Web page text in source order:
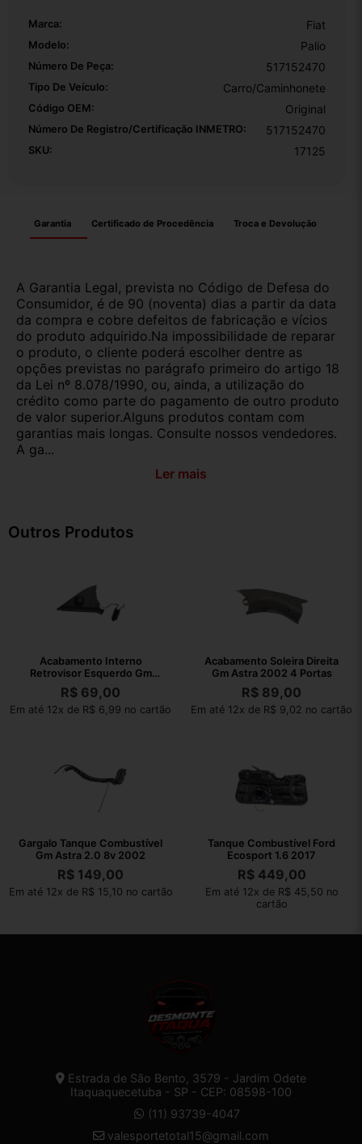
Marca: Fiat
Modelo: Palio
Número De Peça: 517152470
Tipo De Veículo: Carro/Caminhonete
Código OEM: Original
Número De Registro/certificação INMETRO: 517152470
SKU: 17125
Garantia Certificado de Procedência Troca e Devolução
A Garantia Legal, prevista no Código de Defesa do
Consumidor, é de 90 (noventa) dias a partir da data
da compra e cobre defeitos de fabricação e vícios
do produto adquirido.Na impossibilidade de reparar
o produto, o cliente poderá escolher dentre as
opções previstas no parágrafo primeiro do artigo 18
da Lei nº 8.078/1990, ou, ainda, a utilização do
crédito como parte do pagamento de outro produto
de valor superior.Alguns produtos contam com
garantias mais longas. Consulte nossos vendedores.
A ga...
Ler mais
Outros Produtos
Acabamento Interno
Retrovisor Esquerdo Gm
Astra 2002
R$ 69,00
Em até 12x de R$ 6,99 no cartão
Acabamento Soleira Direita
Gm Astra 2002 4 Portas
R$ 89,00
Em até 12x de R$ 9,02 no cartão
Gargalo Tanque Combustível
Gm Astra 2.0 8v 2002
R$ 149,00
Em até 12x de R$ 15,10 no cartão
Tanque Combustível Ford
Ecosport 1.6 2017
R$449,00
Em até 12x de R$ 45,50 no
cartão
Estrada de São Bento, 3579 - Jardim Odete
Itaquaquecetuba - SP - CEP: 08598-100
(11) 93739-4047
valesportetotal15@gmail.com